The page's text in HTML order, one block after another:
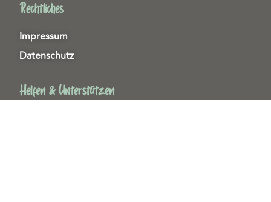
Rechtliches
Impressum
Datenschutz
Helfen & Unterstützen